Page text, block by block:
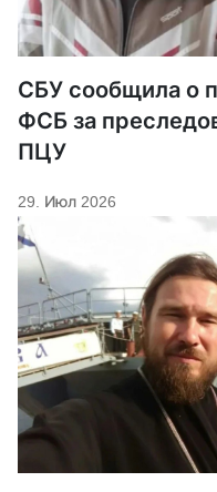
СБУ сообщила о
ФСБ за
ПЦУ
29. Июл 2026